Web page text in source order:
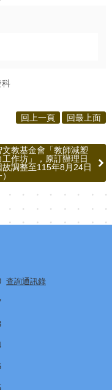
科
回上一頁 回最上面
文教基金會「教師減塑
工作坊」，原訂辦理日
故調整至115年8月24日
查詢通訊錄